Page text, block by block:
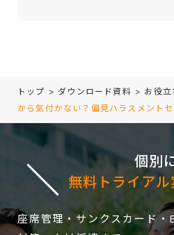
トップ > ダウンロード資料 > お役立
から気付かない？偏見ハラスメント
個別
無料トライアル
座席管理・サンクスカード・